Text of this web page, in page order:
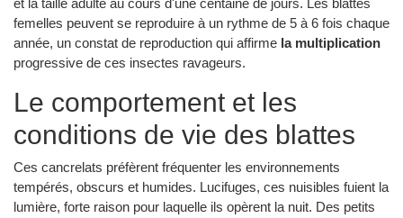
femelles peuvent se reproduire à un rythme de 5 à 6 fois chaque
année, un constat de reproduction qui affirme la multiplication
progressive de ces insectes ravageurs.
Le comportement et les
conditions de vie des blattes
Ces cancrelats préfèrent fréquenter les environnements
tempérés, obscurs et humides. Lucifuges, ces nuisibles fuient la
lumière, forte raison pour laquelle ils opèrent la nuit. Des petits